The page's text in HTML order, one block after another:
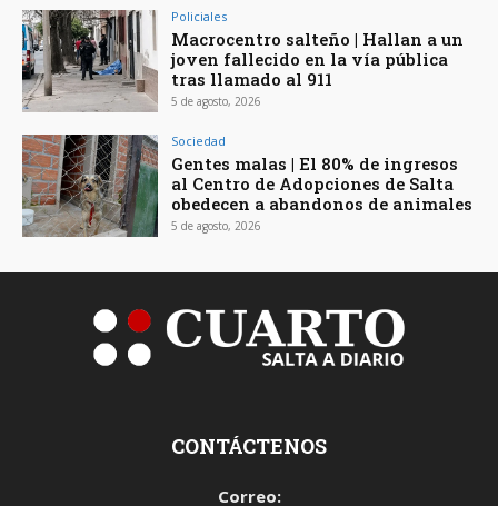
Policiales
Macrocentro salteño | Hallan a un
joven fallecido en la vía pública
tras llamado al 911
5 de agosto, 2026
Sociedad
Gentes malas | El 80% de ingresos
al Centro de Adopciones de Salta
obedecen a abandonos de animales
5 de agosto, 2026
CONTÁCTENOS
Correo: